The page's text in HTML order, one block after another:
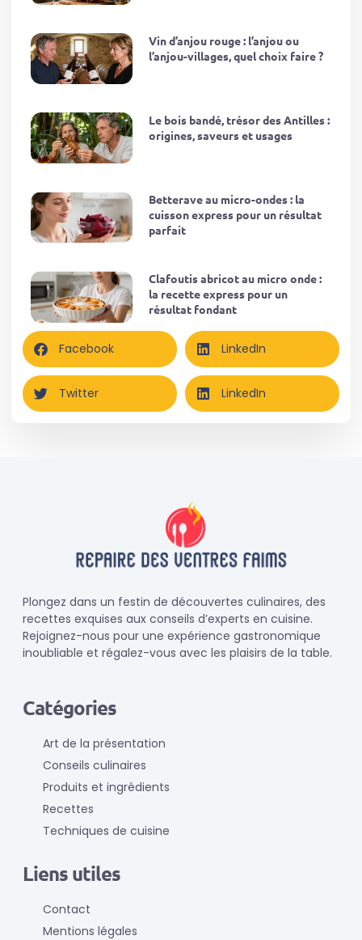
Vin d’anjou rouge : l’anjou ou
l’anjou-villages, quel choix faire ?
Le bois bandé, trésor des Antilles :
origines, saveurs et usages
Betterave au micro-ondes : la
cuisson express pour un résultat
parfait
Clafoutis abricot au micro onde :
la recette express pour un
résultat fondant
Facebook LinkedIn
Twitter LinkedIn
Plongez dans un festin de découvertes culinaires, des
recettes exquises aux conseils d’experts en cuisine.
Rejoignez-nous pour une expérience gastronomique
inoubliable et régalez-vous avec les plaisirs de la table.
Catégories
Art de la présentation
Conseils culinaires
Produits et ingrédients
Recettes
Techniques de cuisine
Liens utiles
Contact
Mentions légales